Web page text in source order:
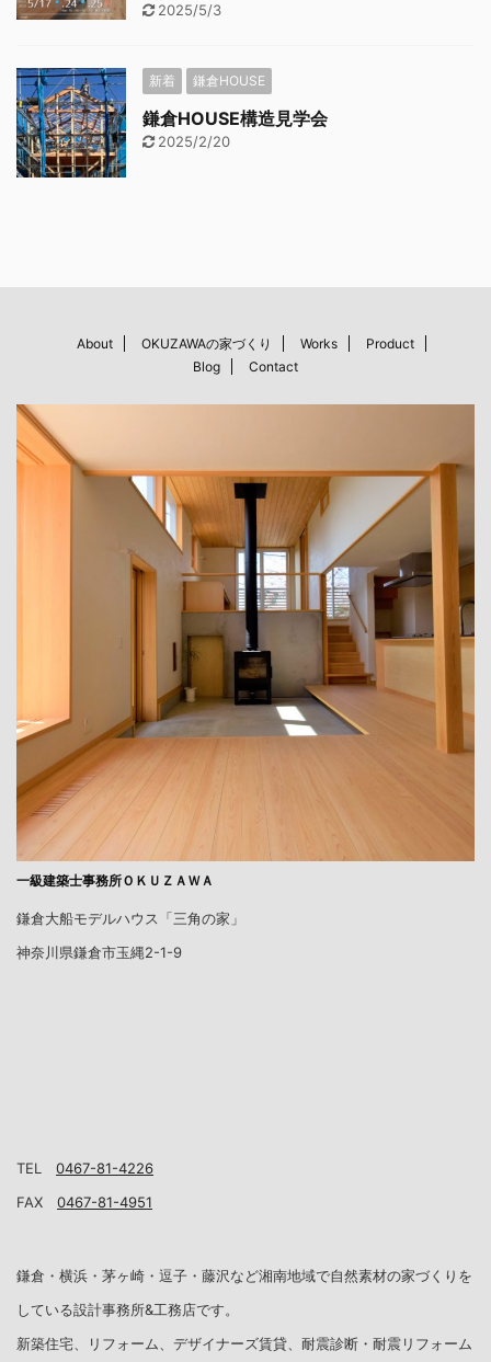
2025/5/3
新着 鎌倉HOUSE
鎌倉HOUSE構造見学会
2025/2/20
About OKUZAWAの家づくり Works
Product
Blog
Contact
一級建築士事務所ＯＫＵＺＡＷＡ
鎌倉大船モデルハウス「三角の家」
神奈川県鎌倉市玉縄2-1-9
TEL 0467-81-4226
FAX 0467-81-4951
鎌倉・横浜・茅ヶ崎・逗子・藤沢など湘南地域で自然素材の家づくりを
している設計事務所&工務店です。
新築住宅、リフォーム、デザイナーズ賃貸、耐震診断・耐震リフォーム